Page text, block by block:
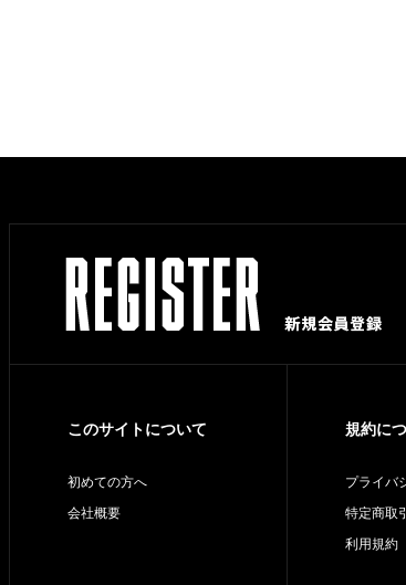
このサイトについて
初めての方へ
会社概要
規約に
プライバ
特定商取
利用規約